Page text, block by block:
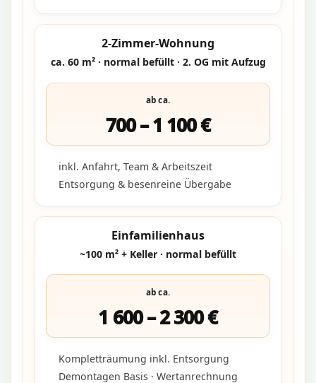
2-Zimmer-Wohnung
ca. 60 m² · normal befüllt · 2. OG mit Aufzug
ab ca.
700 – 1 100 €
inkl. Anfahrt, Team & Arbeitszeit
Entsorgung & besenreine Übergabe
Einfamilienhaus
~100 m² + Keller · normal befüllt
ab ca.
1 600 – 2 300 €
Kompletträumung inkl. Entsorgung
Demontagen Basis · Wertanrechnung